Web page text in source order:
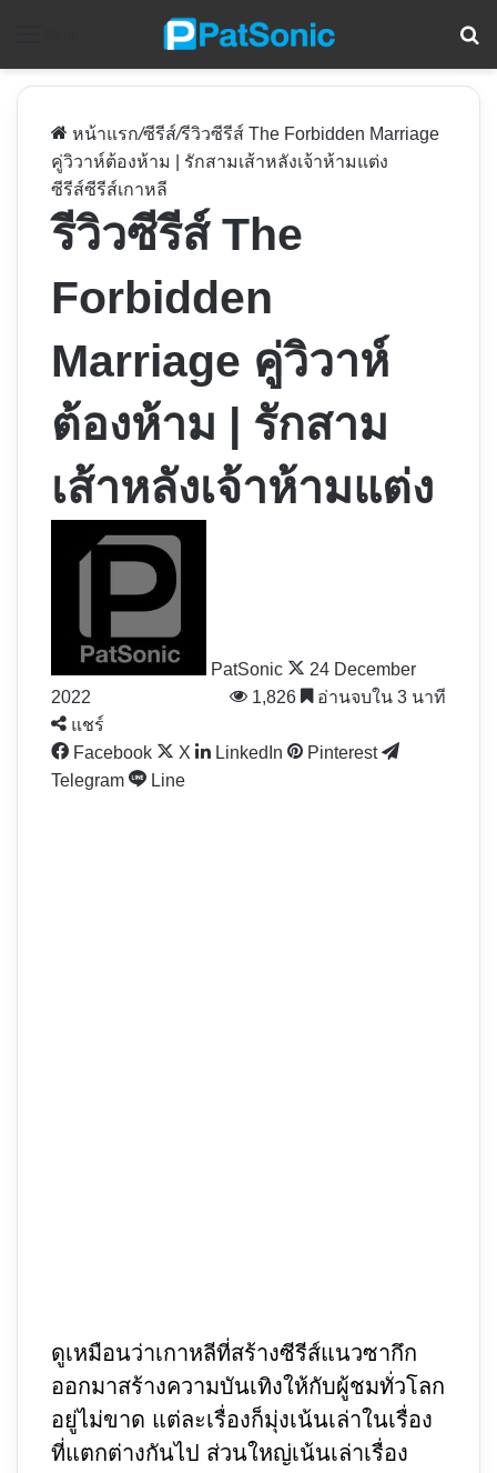
หน้าแรก/ซีรีส์/รีวิวซีรีส์ The Forbidden Marriage
คู่วิวาห์ต้องห้าม | รักสามเส้าหลังเจ้าห้ามแต่ง
ซีรีส์ซีรีส์เกาหลี
รีวิวซีรีส์ The
Forbidden
Marriage คู่วิวาห์
ต้องห้าม | รักสาม
เส้าหลังเจ้าห้ามแต่ง
PatSonic
24 December
2022
1,826
อ่านจบใน 3 นาที
แชร์
Facebook
X LinkedIn
Pinterest
Telegram
Line
ดูเหมือนว่าเกาหลีที่สร้างซีรีส์แนวซากึก
ออกมาสร้างความบันเทิงให้กับผู้ชมทั่วโลก
อยู่ไม่ขาด แต่ละเรื่องก็มุ่งเน้นเล่าในเรื่อง
ที่แตกต่างกันไป ส่วนใหญ่เน้นเล่าเรื่อง